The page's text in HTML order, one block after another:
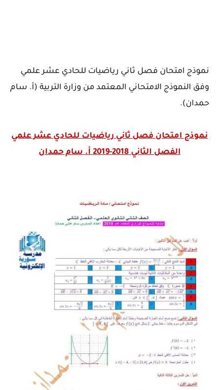
نموذج امتحان فصل ثاني رياضيات للحادي عشر علمي
وفق النموذج الامتحاني المعتمد من وزارة التربية (أ. سام
حمدان).
نموذج امتحان فصل ثاني رياضيات للحادي عشر علمي
الفصل الثاني 2018-2019 أ. سام حمدان